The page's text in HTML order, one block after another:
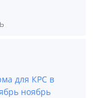
для КРС в
ноябрь